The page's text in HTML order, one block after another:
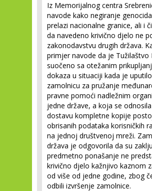
Iz Memorijalnog centra
navode kako negiranje
prelazi nacionalne granice, ali i
da navedeno krivično djelo ne
zakonodavstvu drugih država.
primjer navode da je Tužilaštvo
suočeno sa otežanim
dokaza u situaciji kada je uputilo
zamolnicu za pružanje
pravne pomoći nadležnim
jedne države, a koja se
dostavu kompletne kopije
obrisanih podataka korisničkih
na jednoj društvenoj mreži.
država je odgovorila da su
predmetno ponašanje ne
krivično djelo kažnjivo kaznom
od više od jedne godine, zbog
odbili izvršenje zamolnice.